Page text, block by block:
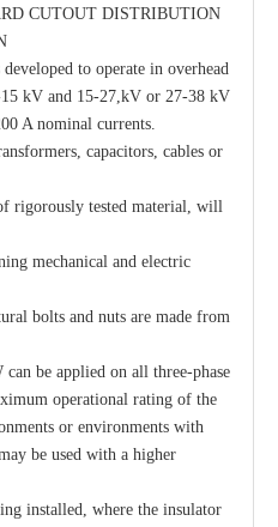
CUTOUT DISTRIBUTION
to operate in overhead
kV and 15-27,kV or 27-38 kV
A nominal currents.
capacitors, cables or
rigorously tested material, will
mechanical and electric
bolts and nuts are made from
be applied on all three-phase
operational rating of the
or environments with
be used with a higher
installed, where the insulator